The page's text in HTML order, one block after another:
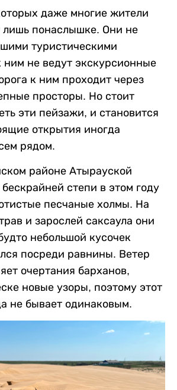
даже многие жители
лишь понаслышке. Они не
туристическими
ним не ведут экскурсионные
к ним проходит через
просторы. Но стоит
эти пейзажи, и становится
открытия иногда
рядом.
районе Атырауской
степи в этом году
песчаные холмы. На
и зарослей саксаула они
небольшой кусочек
посреди равнины. Ветер
очертания барханов,
новые узоры, поэтому этот
не бывает одинаковым.